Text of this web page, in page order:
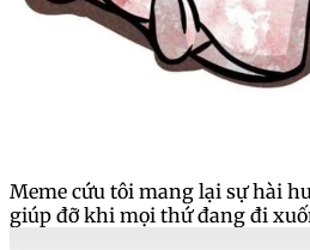
Meme cứu tôi mang lại sự hài
giúp đỡ khi mọi thứ đang đi